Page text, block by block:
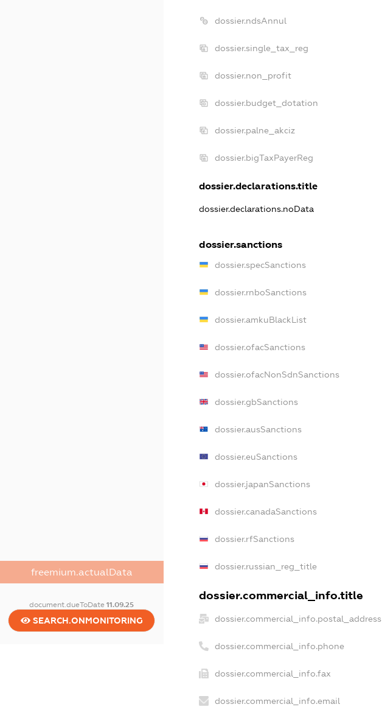
freemium.actualData
document.dueToDate11.09.25
SEARCH.ONMONITORING
dossier.ndsAnnul
dossier.single_tax_reg
dossier.non_profit
dossier.budget_dotation
dossier.palne_akciz
dossier.bigTaxPayerReg
dossier.declarations.title
dossier.declarations.noData
dossier.sanctions
dossier.specSanctions
dossier.rnboSanctions
dossier.amkuBlackList
dossier.ofacSanctions
dossier.ofacNonSdnSanctions
dossier.gbSanctions
dossier.ausSanctions
dossier.euSanctions
dossier.japanSanctions
dossier.canadaSanctions
dossier.rfSanctions
dossier.russian_reg_title
dossier.commercial_info.title
dossier.commercial_info.postal_address
dossier.commercial_info.phone
dossier.commercial_info.fax
dossier.commercial_info.email